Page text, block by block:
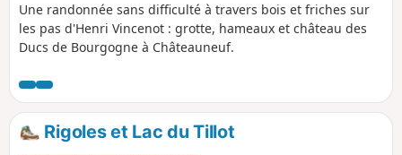
Une randonnée sans difficulté à travers bois et friches sur
les pas d'Henri Vincenot : grotte, hameaux et château des
Ducs de Bourgogne à Châteauneuf.
Rigoles et Lac du Tillot